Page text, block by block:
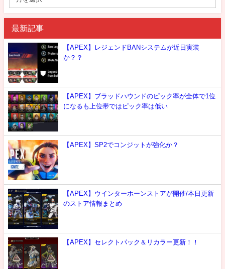
最新記事
【APEX】レジェンドBANシステムが近日実装
か？？
【APEX】ブラッドハウンドのピック率が全体で1位
になるも上位帯ではピック率は低い
【APEX】SP2でコンジットが強化か？
【APEX】ウインターホーンストアが開催/本日更新
のストア情報まとめ
【APEX】セレクトパック＆リカラー更新！！